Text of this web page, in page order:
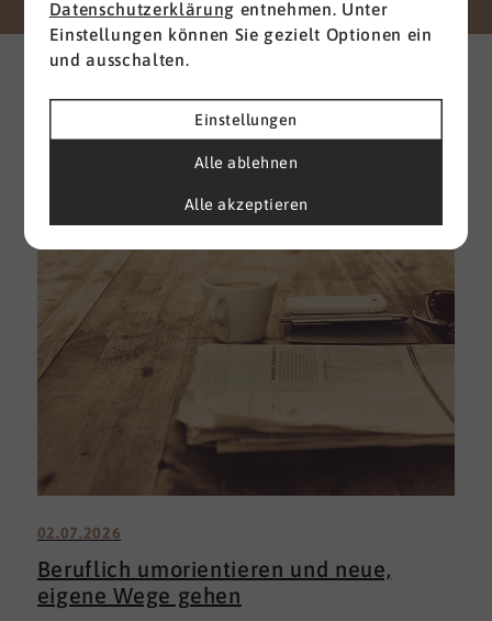
Weitere interessante News
02.07.2026
Beruflich umorientieren und neue,
eigene Wege gehen
Datenschutzerklärung entnehmen. Unter
Einstellungen können Sie gezielt Optionen ein
und ausschalten.
Einstellungen
Alle ablehnen
Alle akzeptieren